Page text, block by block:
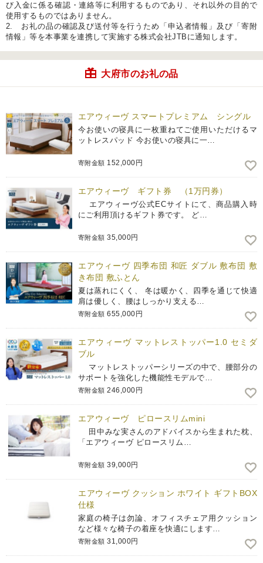
び入金に係る確認・連絡等に利用するものであり、それ以外の目的で
使用するものではありません。
2. お礼の品の確認及び送付等を行うため「申込者情報」及び「寄附
情報」等を本事業を連携して実施する株式会社JTBに通知します。
大府市のお礼の品
エアウィーヴ スマートプレミアム シングル
今お使いの寝具に一枚重ねてご使用いただけるマ
ットレスパッド 今お使いの寝具に一…
寄附金額 152,000円
エアウィーヴ ギフト券 （1万円券）
エアウィーヴ公式ECサイトにて、商品購入時
にご利用頂けるギフト券です。 ど…
寄附金額 35,000円
エアウィーヴ 四季布団 和匠 ダブル 敷布団 敷
き布団 敷ふとん
夏は蒸れにくく、 冬は暖かく、四季を通じて快適
肩は優しく、腰はしっかり支える…
寄附金額 655,000円
エアウィーヴ マットレストッパー1.0 セミダ
ブル
マットレストッパーシリーズの中で、腰部分の
サポートを強化した機能性モデルで…
寄附金額 246,000円
エアウィーヴ ピロースリムmini
田中みな実さんのアドバイスから生まれた枕、
「エアウィーヴ ピロースリム…
寄附金額 39,000円
エアウィーヴ クッション ホワイト ギフトBOX
仕様
家庭の椅子は勿論、オフィスチェア用クッション
など様々な椅子の着座を快適にします…
寄附金額 31,000円